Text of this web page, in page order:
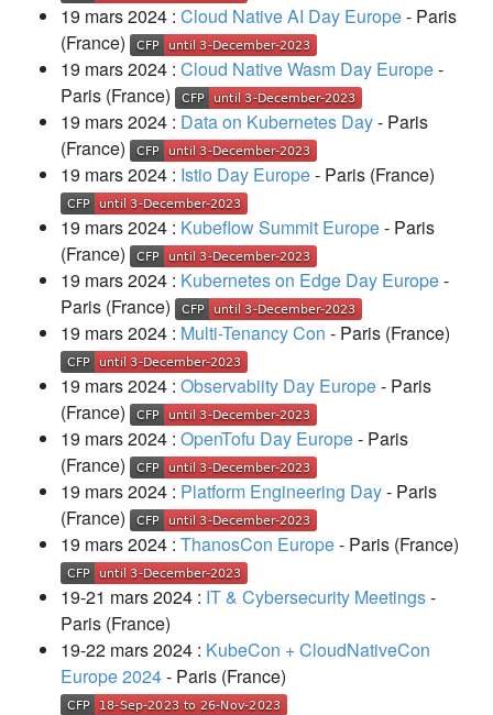
19 mars 2024 : Cloud Native AI Day Europe- Paris
(France)
19 mars 2024 : Cloud Native Wasm Day Europe-
Paris (France)
19 mars 2024 : Data on Kubernetes Day- Paris
(France)
19 mars 2024 : Istio Day Europe- Paris (France)
19 mars 2024 : Kubeflow Summit Europe- Paris
(France)
19 mars 2024 : Kubernetes on Edge Day Europe-
Paris (France)
19 mars 2024 : Multi-Tenancy Con - Paris (France)
19 mars 2024 : Observabiity Day Europe- Paris
(France)
19 mars 2024 : OpenTofu Day Europe- Paris
(France)
19 mars 2024 : Platform Engineering Day- Paris
(France)
19 mars 2024 : ThanosCon Europe- Paris (France)
19-21 mars 2024 : IT & Cybersecurity Meetings-
Paris (France)
19-22 mars 2024 : KubeCon + CloudNativeCon
Europe 2024- Paris (France)